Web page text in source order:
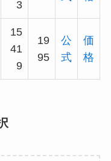
3
15
41
9
19
95
公
式
価
格